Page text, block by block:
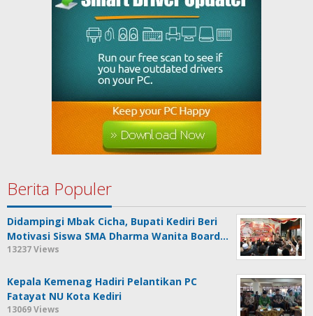
Berita Populer
Didampingi Mbak Cicha, Bupati Kediri Beri
Motivasi Siswa SMA Dharma Wanita Board…
13237 Views
Kepala Kemenag Hadiri Pelantikan PC
Fatayat NU Kota Kediri
13069 Views